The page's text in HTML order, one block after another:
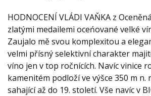
HODNOCENÍ VLÁDI VAŇKA z
zlatými medailemi oceńované velké
Zaujalo mě svou komplexitou a
velmi přísný selektivní charakter
víno jen v top ročnících. Navíc vinice
kamenitém podloží ve výšce 350 m n.
sahající až do 19. století. Vše navíc v